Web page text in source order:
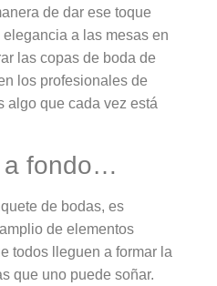
de dar ese toque
a las mesas en
las copas de boda de
los profesionales de
algo que cada vez está
a fondo…
de bodas, es
de elementos
todos lleguen a formar la
que uno puede soñar.